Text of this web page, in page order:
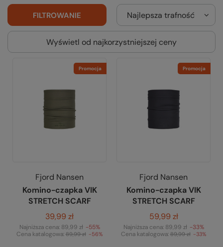
Najlepsza trafność
FILTROWANIE
Wyświetl od najkorzystniejszej ceny
Promocja
Fjord Nansen
Komino-czapka VIK
STRETCH SCARF
39,99 zł
Najniższa cena: 89,99 zł -55%
Cena katalogowa:89,99 zł -56%
Promocja
Fjord Nansen
Komino-czapka VIK
STRETCH SCARF
59,99 zł
Najniższa cena: 89,99 zł -33%
Cena katalogowa:89,99 zł -33%